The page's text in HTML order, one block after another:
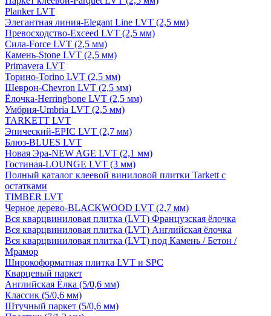
Planker LVT
Элегантная линия-Elegant Line LVT (2,5 мм)
Превосходство-Exceed LVT (2,5 мм)
Сила-Force LVT (2,5 мм)
Камень-Stone LVT (2,5 мм)
Primavera LVT
Торино-Torino LVT (2,5 мм)
Шеврон-Chevron LVT (2,5 мм)
Ёлочка-Herringbone LVT (2,5 мм)
Умбрия-Umbria LVT (2,5 мм)
TARKETT LVT
Эпический-EPIC LVT (2,7 мм)
Блюз-BLUES LVT
Новая Эра-NEW AGE LVT (2,1 мм)
Гостиная-LOUNGE LVT (3 мм)
Полный каталог клеевой виниловой плитки Tarkett с
остатками
TIMBER LVT
Черное дерево-BLACKWOOD LVT (2,7 мм)
Вся кварцвиниловая плитка (LVT) Французская ёлочка
Вся кварцвиниловая плитка (LVT) Английская ёлочка
Вся кварцвиниловая плитка (LVT) под Камень / Бетон /
Мрамор
Широкоформатная плитка LVT и SPC
Кварцевый паркет
Английская Ёлка (5/0,6 мм)
Классик (5/0,6 мм)
Штучный паркет (5/0,6 мм)